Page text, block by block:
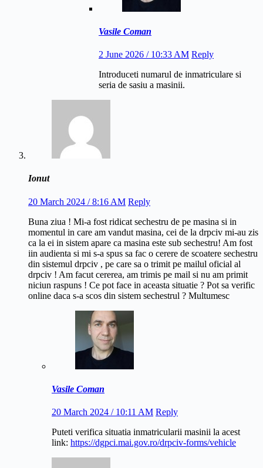
Vasile Coman
2 June 2026 / 10:33 AM Reply
Introduceti numarul de inmatriculare si
seria de sasiu a masinii.
Ionut
20 March 2024 / 8:16 AM Reply
Buna ziua ! Mi-a fost ridicat sechestru de pe masina si in
momentul in care am vandut masina, cei de la drpciv mi-au zis
ca la ei in sistem apare ca masina este sub sechestru! Am fost
iin audienta si mi s-a spus sa fac o cerere de scoatere sechestru
din sistemul drpciv , pe care sa o trimit pe mailul oficial al
drpciv ! Am facut cererea, am trimis pe mail si nu am primit
niciun raspuns ! Ce pot face in aceasta situatie ? Pot sa verific
online daca s-a scos din sistem sechestrul ? Multumesc
Vasile Coman
20 March 2024 / 10:11 AM Reply
Puteti verifica situatia inmatricularii masinii la acest
link: https://dgpci.mai.gov.ro/drpciv-forms/vehicle